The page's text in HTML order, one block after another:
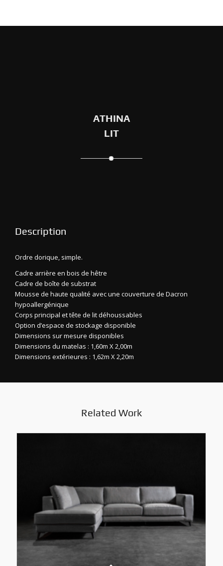
ATHINA
LIT
Description
Ordre dorique, simple.
Cadre arrière en bois de hêtre
Cadre de boîte de substrat
Mousse de haute qualité avec une couverture de Dacron
hypoallergénique
Corps principal et tête de lit déhoussables
Option d’espace de stockage disponible
Dimensions sur mesure disponibles
Dimensions du matelas : 1,60m X 2,00m
Dimensions extérieures : 1,62m X 2,20m
Related Work